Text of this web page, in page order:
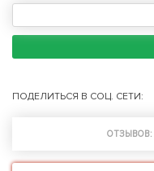
ПОДЕЛИТЬСЯ В СОЦ. СЕТИ:
ОТЗЫВОВ: